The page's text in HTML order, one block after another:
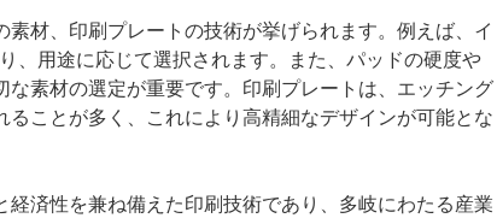
材、印刷プレートの技術が挙げられます。例えば、イ
、用途に応じて選択されます。また、パッドの硬度や
素材の選定が重要です。印刷プレートは、エッチング
ことが多く、これにより高精細なデザインが可能とな
済性を兼ね備えた印刷技術であり、多岐にわたる産業